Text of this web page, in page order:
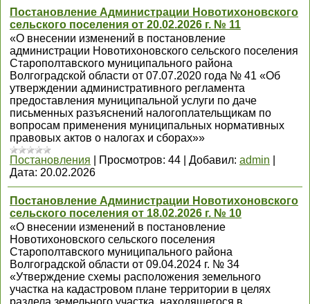
Постановление Администрации Новотихоновского
сельского поселения от 20.02.2026 г. № 11
«О внесении изменений в постановление
администрации Новотихоновского сельского поселения
Старополтавского муниципального района
Волгоградской области от 07.07.2020 года № 41 «Об
утверждении административного регламента
предоставления муниципальной услуги по даче
письменных разъяснений налогоплательщикам по
вопросам применения муниципальных нормативных
правовых актов о налогах и сборах»»
Постановления
Просмотров: 44 Добавил: admin
Дата: 20.02.2026
Постановление Администрации Новотихоновского
сельского поселения от 18.02.2026 г. № 10
«О внесении изменений в постановление
Новотихоновского сельского поселения
Старополтавского муниципального района
Волгоградской области от 09.04.2024 г. № 34
«Утверждение схемы расположения земельного
участка на кадастровом плане территории в целях
раздела земельного участка, находящегося в